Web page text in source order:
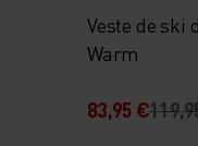
Veste de ski
Warm
83,95 €